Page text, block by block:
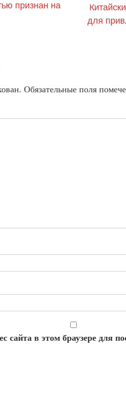
признан на
для
Обязательные поля
сайта в этом браузере для